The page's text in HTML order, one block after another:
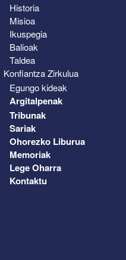
Historia
Misioa
Ikuspegia
Balioak
Taldea
Konfiantza Zirkulua
Egungo kideak
Argitalpenak
Tribunak
Sariak
Ohorezko Liburua
Memoriak
Lege Oharra
Kontaktu